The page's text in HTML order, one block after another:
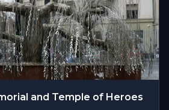
and Temple of Heroes